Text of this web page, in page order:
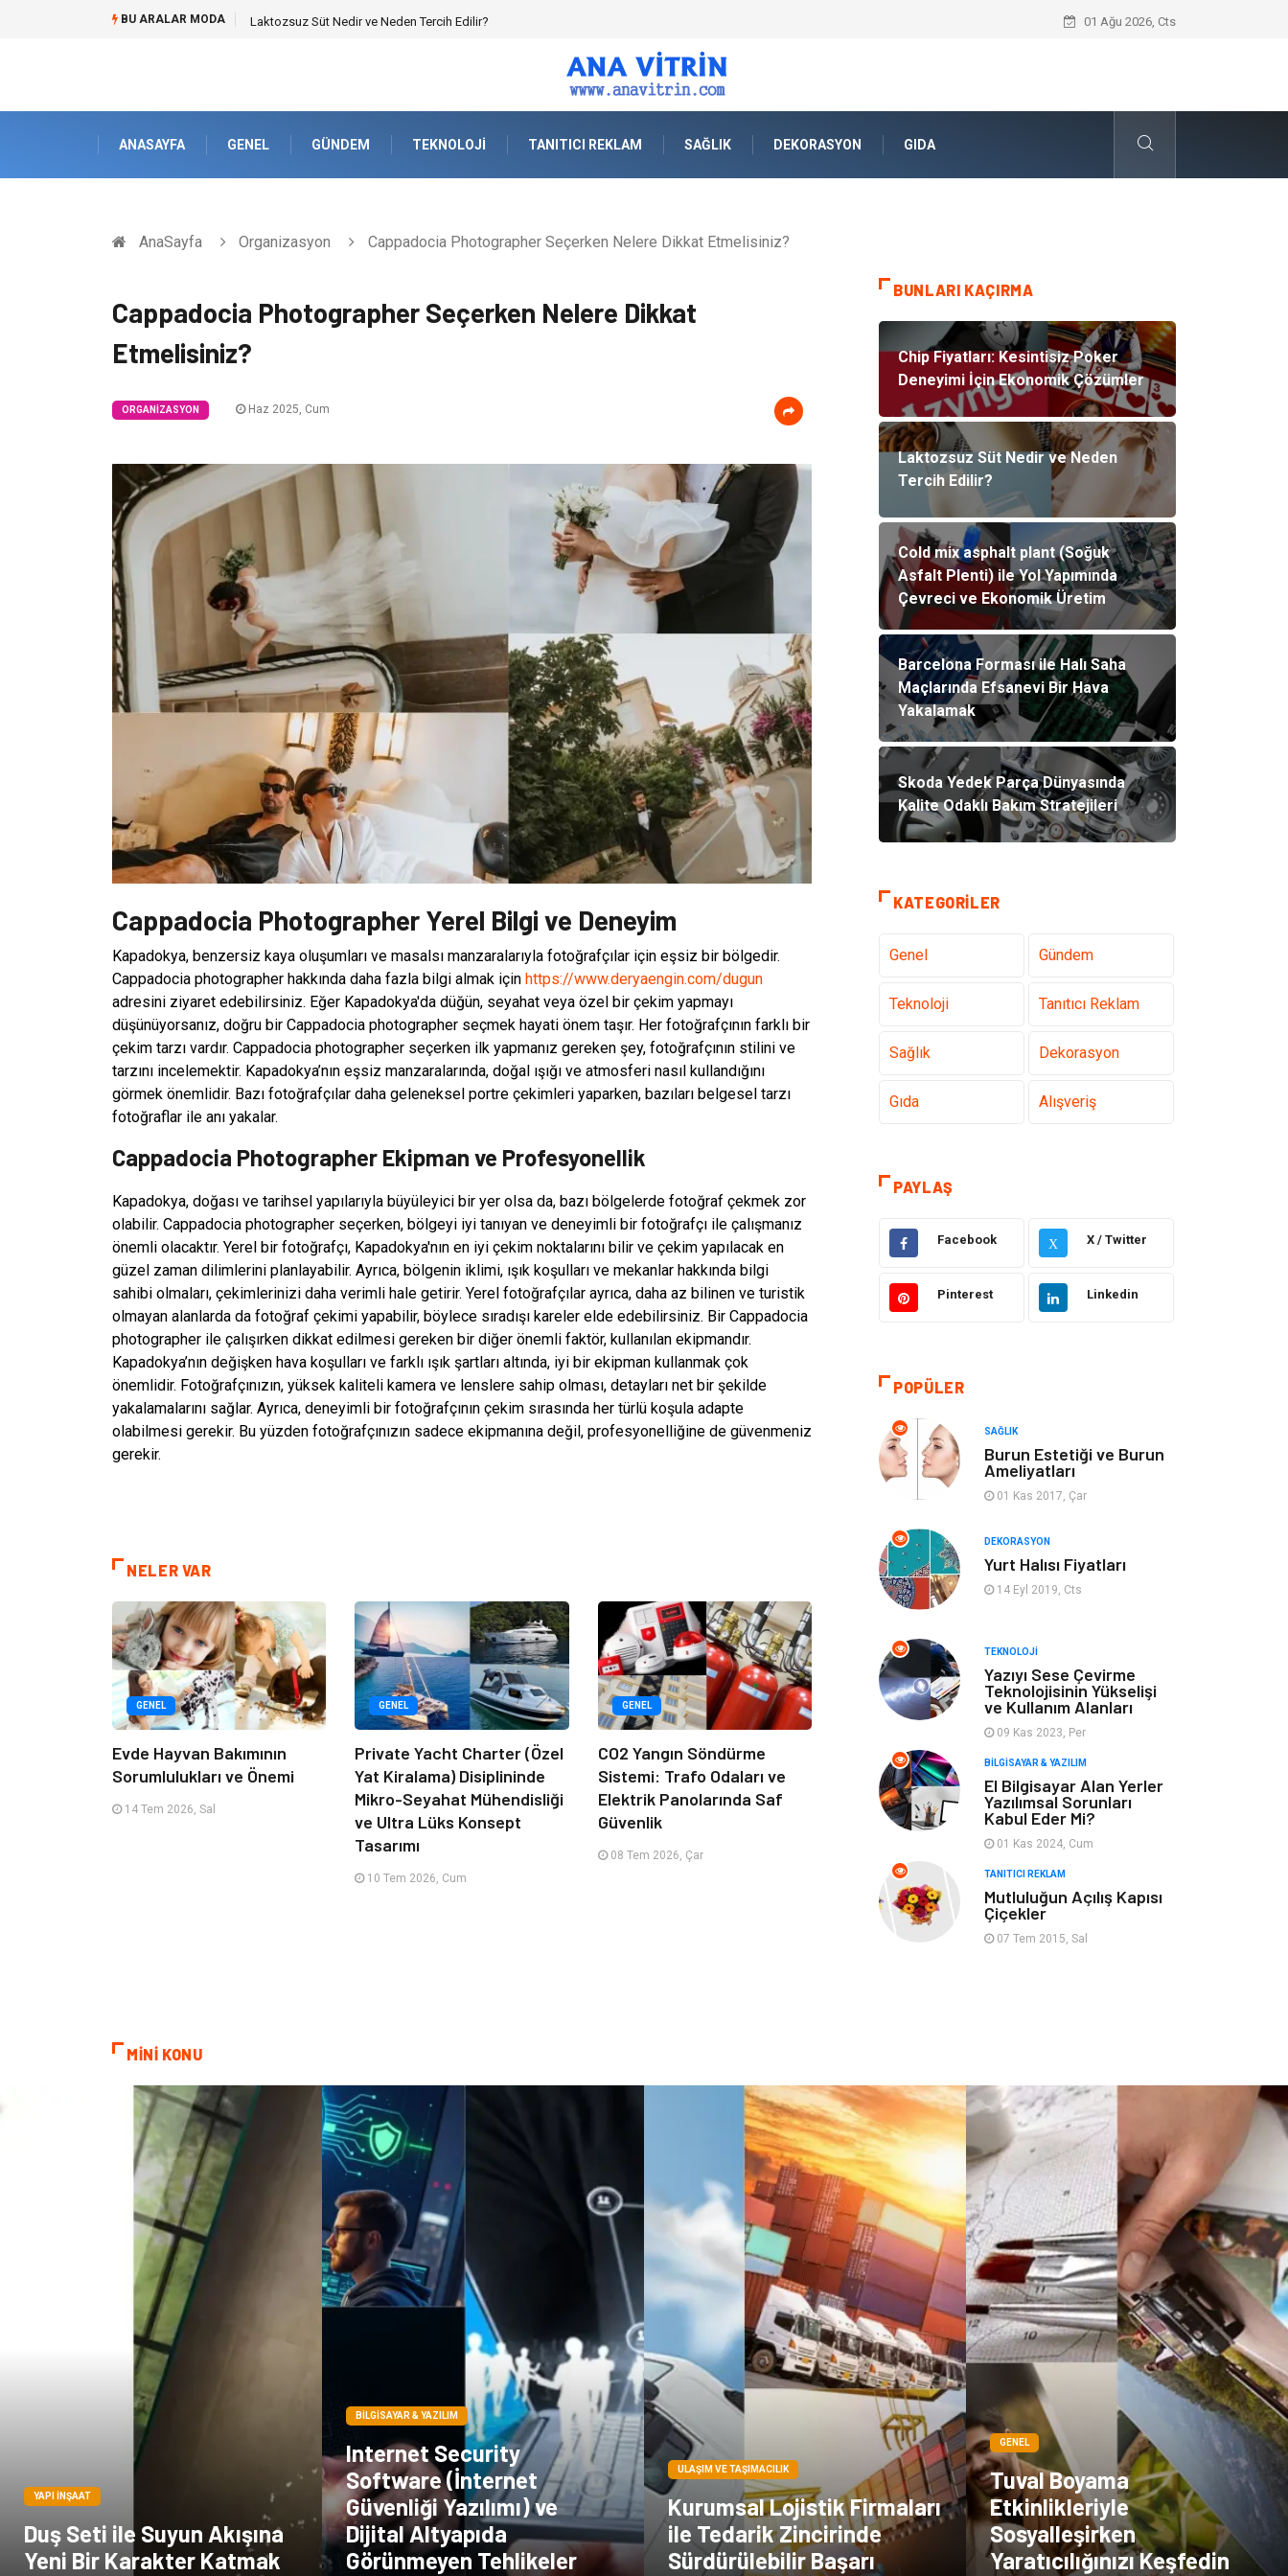
BU ARALAR MODA Laktozsuz Süt Nedir ve Neden Tercih Edilir? Cold mix asphalt plant (Soğuk Asfalt
01 Ağu 2026, Cts
ANASAYFA GENEL GÜNDEM TEKNOLOJI TANITICI REKLAM SAĞLIK DEKORASYON GIDA
AnaSayfa Organizasyon Cappadocia Photographer Seçerken Nelere Dikkat Etmelisiniz?
Cappadocia Photographer Seçerken Nelere Dikkat
Etmelisiniz?
ORGANIZASYON Haz 2025, Cum
Cappadocia Photographer Yerel Bilgi ve Deneyim
Kapadokya, benzersiz kaya oluşumları ve masalsı manzaralarıyla fotoğrafçılar için eşsiz bir bölgedir.
Cappadocia photographer hakkında daha fazla bilgi almak için https://www.deryaengin.com/dugun
adresini ziyaret edebilirsiniz. Eğer Kapadokya'da düğün, seyahat veya özel bir çekim yapmayı
düşünüyorsanız, doğru bir Cappadocia photographer seçmek hayati önem taşır. Her fotoğrafçının farklı bir
çekim tarzı vardır. Cappadocia photographer seçerken ilk yapmanız gereken şey, fotoğrafçının stilini ve
tarzını incelemektir. Kapadokya’nın eşsiz manzaralarında, doğal ışığı ve atmosferi nasıl kullandığını
görmek önemlidir. Bazı fotoğrafçılar daha geleneksel portre çekimleri yaparken, bazıları belgesel tarzı
fotoğraflar ile anı yakalar.
Cappadocia Photographer Ekipman ve Profesyonellik
Kapadokya, doğası ve tarihsel yapılarıyla büyüleyici bir yer olsa da, bazı bölgelerde fotoğraf çekmek zor
olabilir. Cappadocia photographer seçerken, bölgeyi iyi tanıyan ve deneyimli bir fotoğrafçı ile çalışmanız
önemli olacaktır. Yerel bir fotoğrafçı, Kapadokya'nın en iyi çekim noktalarını bilir ve çekim yapılacak en
güzel zaman dilimlerini planlayabilir. Ayrıca, bölgenin iklimi, ışık koşulları ve mekanlar hakkında bilgi
sahibi olmaları, çekimlerinizi daha verimli hale getirir. Yerel fotoğrafçılar ayrıca, daha az bilinen ve turistik
olmayan alanlarda da fotoğraf çekimi yapabilir, böylece sıradışı kareler elde edebilirsiniz. Bir Cappadocia
photographer ile çalışırken dikkat edilmesi gereken bir diğer önemli faktör, kullanılan ekipmandır.
Kapadokya’nın değişken hava koşulları ve farklı ışık şartları altında, iyi bir ekipman kullanmak çok
önemlidir. Fotoğrafçınızın, yüksek kaliteli kamera ve lenslere sahip olması, detayları net bir şekilde
yakalamalarını sağlar. Ayrıca, deneyimli bir fotoğrafçının çekim sırasında her türlü koşula adapte
olabilmesi gerekir. Bu yüzden fotoğrafçınızın sadece ekipmanına değil, profesyonelliğine de güvenmeniz
gerekir.
NELER VAR
GENEL
Evde Hayvan Bakımının
Sorumlulukları ve Önemi
14 Tem 2026, Sal
GENEL
Private Yacht Charter (Özel
Yat Kiralama) Disiplininde
Mikro-Seyahat Mühendisliği
ve Ultra Lüks Konsept
Tasarımı
10 Tem 2026, Cum
GENEL
CO2 Yangın Söndürme
Sistemi: Trafo Odaları ve
Elektrik Panolarında Saf
Güvenlik
08 Tem 2026, Çar
BUNLARI KAÇIRMA
Chip Fiyatları: Kesintisiz Poker
Deneyimi İçin Ekonomik Çözümler
Laktozsuz Süt Nedir ve Neden
Tercih Edilir?
Cold mix asphalt plant (Soğuk
Asfalt Plenti) ile Yol Yapımında
Çevreci ve Ekonomik Üretim
Barcelona Forması ile Halı Saha
Maçlarında Efsanevi Bir Hava
Yakalamak
Skoda Yedek Parça Dünyasında
Kalite Odaklı Bakım Stratejileri
KATEGORILER
Genel Gündem
Teknoloji Tanıtıcı Reklam
Sağlık Dekorasyon
Gıda Alışveriş
Giyim
Hukuk
Ulaşım ve
Turizm
Bilgisayar &
Mobilya
Bahçe Ev Güzellik
Tekstil Maden ve Metal
Eğlence
Plastik
Bilgisayar ve
Yazılım
Hizmet Finans & Ekonomi
Aksesuar Ambalaj
Hediyelik Eşya
Endüstriyel
Ürünler
Bilişim
Bakım Kültür
Basın Yayın İthalat İhracat
Dernekler ve
Birlikler
Kiralama
Servisleri
Telekomünikasyon
Tarım &
Hayvancılık
Periyodik Kontrol Spor Malzemeleri
PAYLAŞ
Facebook X X / Twitter
Pinterest Linkedin
POPÜLER
SAĞLIK
Burun Estetiği ve Burun
Ameliyatları
01 Kas 2017, Çar
DEKORASYON
Yurt Halısı Fiyatları
14 Eyl 2019, Cts
TEKNOLOJI
Yazıyı Sese Çevirme
Teknolojisinin Yükselişi
ve Kullanım Alanları
09 Kas 2023, Per
BILGISAYAR & YAZILIM
El Bilgisayar Alan Yerler
Yazılımsal Sorunları
Kabul Eder Mi?
01 Kas 2024, Cum
TANITICI REKLAM
Mutluluğun Açılış Kapısı
Çiçekler
07 Tem 2015, Sal
MİNİ KONU
YAPI İNŞAAT
Duş Seti ile Suyun Akışına
Yeni Bir Karakter Katmak
BILGISAYAR & YAZILIM
Internet Security
Software (İnternet
Güvenliği Yazılımı) ve
Dijital Altyapıda
Görünmeyen Tehlikeler
ULAŞIM VE TAŞIMACILIK
Kurumsal Lojistik Firmaları
ile Tedarik Zincirinde
Sürdürülebilir Başarı
GENEL
Tuval Boyama
Etkinlikleriyle
Sosyalleşirken
Yaratıcılığınızı Keşfedin